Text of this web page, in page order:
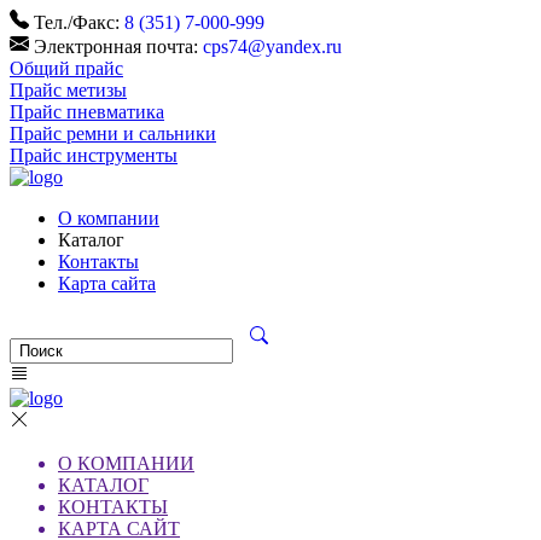
Тел./Факс: 8 (351) 7-000-999
Электронная почта: cps74@yandex.ru
Общий прайс
Прайс метизы
Прайс пневматика
Прайс ремни и сальники
Прайс инструменты
О компании
Каталог
Контакты
Карта сайта
О КОМПАНИИ
КАТАЛОГ
КОНТАКТЫ
КАРТА САЙТ